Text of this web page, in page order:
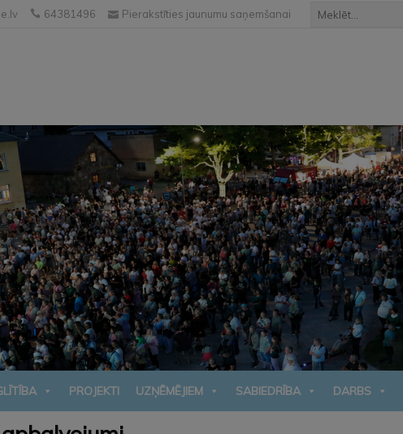
64381496 Pierakstīties jaunumu saņemšanai
PROJEKTI UZŅĒMĒJIEM SABIEDRĪBA DARBS